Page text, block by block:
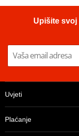
Upišite svoj
Uvjeti
Plaćanje